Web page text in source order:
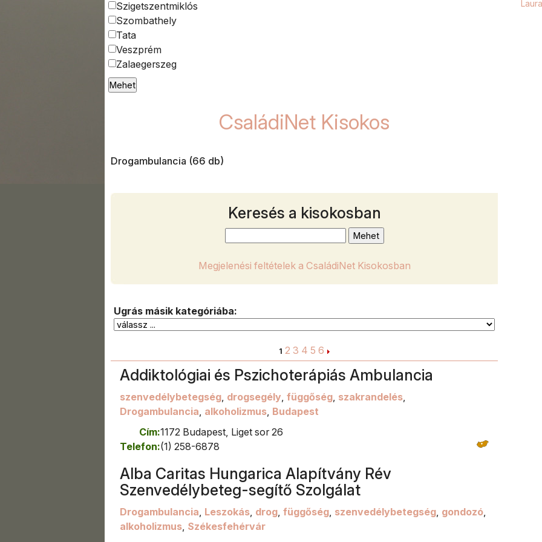
Szigetszentmiklós
Szombathely
Tata
Veszprém
Zalaegerszeg
CsaládiNet Kisokos
Drogambulancia (66 db)
Keresés a kisokosban
Megjelenési feltételek a CsaládiNet Kisokosban
Ugrás másik kategóriába:
1 2 3 4 5 6
Addiktológiai és Pszichoterápiás Ambulancia
szenvedélybetegség, drogsegély, függőség, szakrandelés,
Drogambulancia, alkoholizmus, Budapest
Cím:1172 Budapest, Liget sor 26
Telefon:(1) 258-6878
Alba Caritas Hungarica Alapítvány Rév
Szenvedélybeteg-segítő Szolgálat
Drogambulancia, Leszokás, drog, függőség, szenvedélybetegség, gondozó,
alkoholizmus, Székesfehérvár